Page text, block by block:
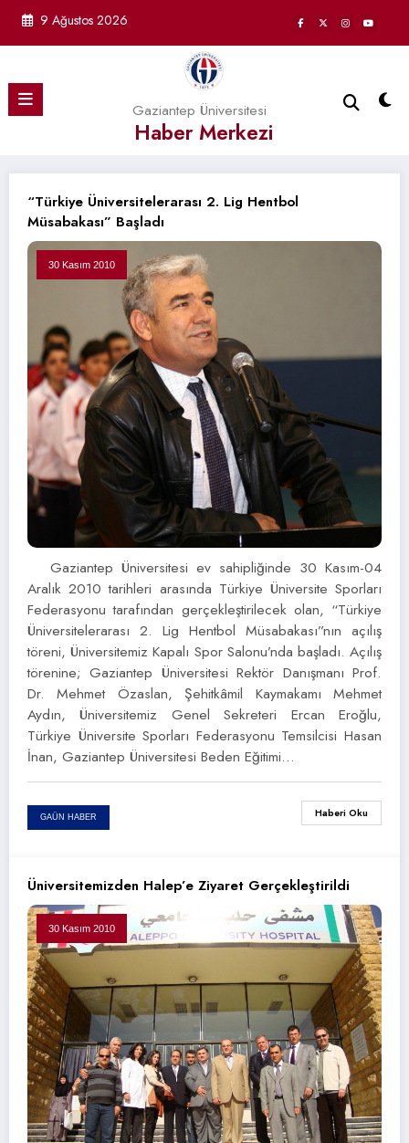
9 Ağustos 2026
Gaziantep Üniversitesi
Haber Merkezi
“Türkiye Üniversitelerarası 2. Lig Hentbol
Müsabakası” Başladı
30 Kasım 2010
Gaziantep Üniversitesi ev sahipliğinde 30 Kasım-04
Aralık 2010 tarihleri arasında Türkiye Üniversite Sporları
Federasyonu tarafından gerçekleştirilecek olan, “Türkiye
Üniversitelerarası 2. Lig Hentbol Müsabakası”nın açılış
töreni, Üniversitemiz Kapalı Spor Salonu’nda başladı. Açılış
törenine; Gaziantep Üniversitesi Rektör Danışmanı Prof.
Dr. Mehmet Özaslan, Şehitkâmil Kaymakamı Mehmet
Aydın, Üniversitemiz Genel Sekreteri Ercan Eroğlu,
Türkiye Üniversite Sporları Federasyonu Temsilcisi Hasan
İnan, Gaziantep Üniversitesi Beden Eğitimi…
GAÜN HABER Haberi Oku
Üniversitemizden Halep’e Ziyaret Gerçekleştirildi
30 Kasım 2010